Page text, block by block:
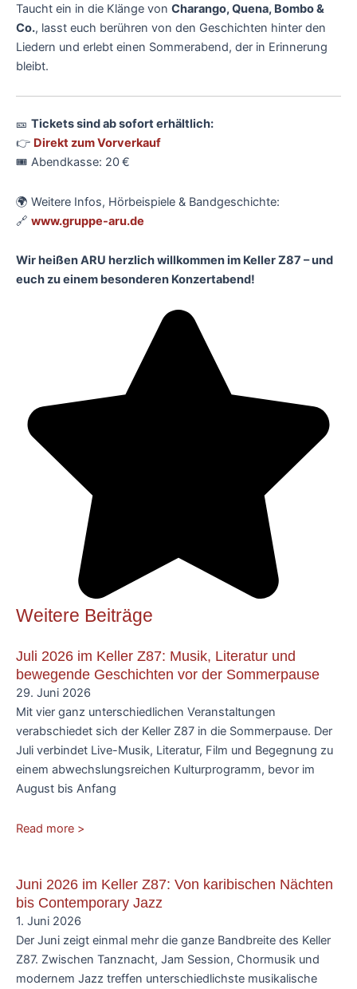
Taucht ein in die Klänge von Charango, Quena, Bombo &
Co., lasst euch berühren von den Geschichten hinter den
Liedern und erlebt einen Sommerabend, der in Erinnerung
bleibt.
🎫 Tickets sind ab sofort erhältlich:
👉 Direkt zum Vorverkauf
🎟 Abendkasse: 20 €
🌍 Weitere Infos, Hörbeispiele & Bandgeschichte:
🔗 www.gruppe-aru.de
Wir heißen ARU herzlich willkommen im Keller Z87 – und
euch zu einem besonderen Konzertabend!
Weitere Beiträge
Juli 2026 im Keller Z87: Musik, Literatur und
bewegende Geschichten vor der Sommerpause
29. Juni 2026
Mit vier ganz unterschiedlichen Veranstaltungen
verabschiedet sich der Keller Z87 in die Sommerpause. Der
Juli verbindet Live-Musik, Literatur, Film und Begegnung zu
einem abwechslungsreichen Kulturprogramm, bevor im
August bis Anfang
Read more >
Juni 2026 im Keller Z87: Von karibischen Nächten
bis Contemporary Jazz
1. Juni 2026
Der Juni zeigt einmal mehr die ganze Bandbreite des Keller
Z87. Zwischen Tanznacht, Jam Session, Chormusik und
modernem Jazz treffen unterschiedlichste musikalische